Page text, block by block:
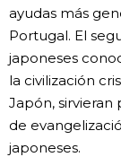
ayudas más
Portugal. El
japoneses
la civilización
Japón, sirvieran
de
japoneses.